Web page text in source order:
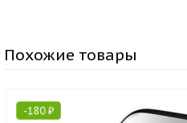
Похожие товары
-180₽